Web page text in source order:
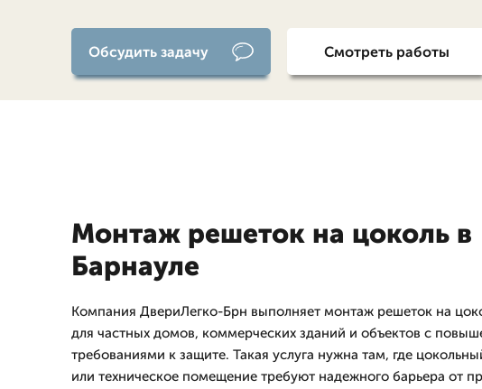
Обсудить задачу Смотреть работы
Монтаж решеток на цоколь в
Барнауле
Компания ДвериЛегко-Брн выполняет монтаж решеток на
для частных домов, коммерческих зданий и объектов с
требованиями к защите. Такая услуга нужна там, где
или техническое помещение требуют надежного барьера от